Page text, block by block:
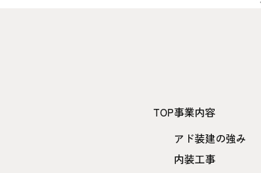
TOP事業内容
アド装建の強み
内装工事